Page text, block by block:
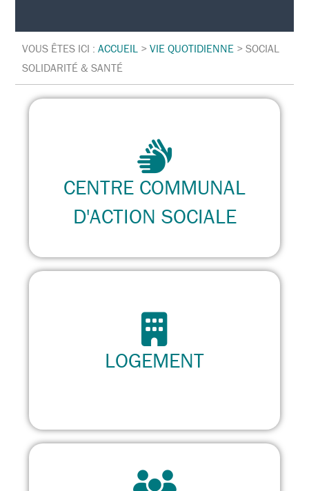
VOUS ÊTES ICI :ACCUEIL >VIE QUOTIDIENNE >SOCIAL
SOLIDARITÉ & SANTÉ
CENTRE COMMUNAL
D'ACTION SOCIALE
LOGEMENT